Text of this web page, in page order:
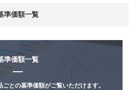
準価額一覧
準価額一覧
との基準価額がご覧いただけます。